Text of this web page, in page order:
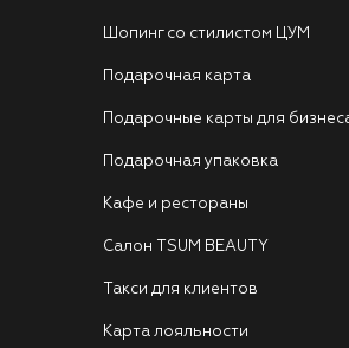
Шопинг со стилистом ЦУМ
Подарочная карта
Подарочные карты для
Подарочная упаковка
Кафе и рестораны
Салон TSUM BEAUTY
Такси для клиентов
Карта лояльности